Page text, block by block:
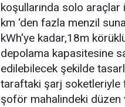
koşullarında solo
km ‘den fazla menzil
kWh'ye kadar,18m
depolama kapasitesine
edilebilecek şekilde
taraftaki şarj soketleriyle
şoför mahalindeki düzen